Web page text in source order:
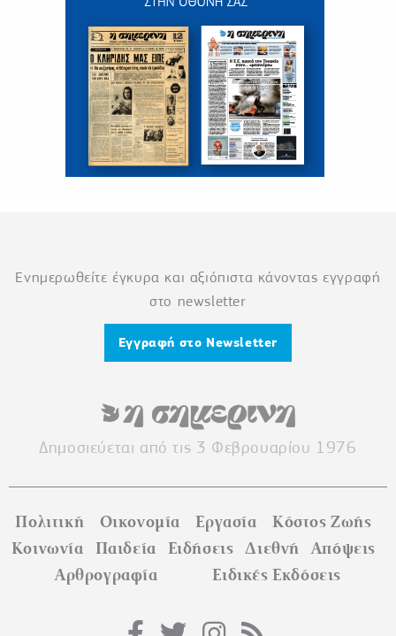
Ενημερωθείτε έγκυρα και αξιόπιστα κάνοντας εγγραφή
στο newsletter
Εγγραφή στο Newsletter
Δημοσιεύεται από τις 3 Φεβρουαρίου 1976
Πολιτική Οικονομία Εργασία
Κόστος Ζωής
Κοινωνία
Παιδεία Ειδήσεις Διεθνή
Απόψεις
Αρθρογραφία
Ειδικές Εκδόσεις